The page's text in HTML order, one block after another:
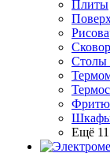
Плиты
Столы
Ещё 11